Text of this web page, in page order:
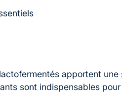
apportent
sont indispensables pour